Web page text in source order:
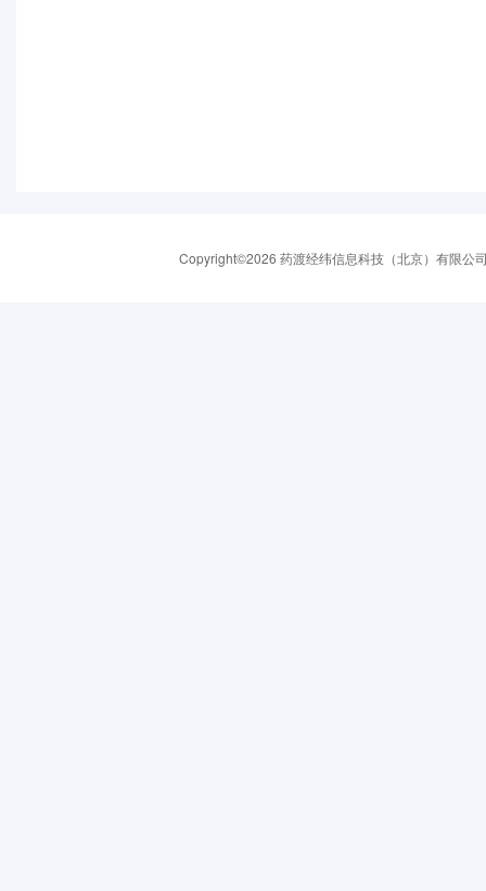
Copyright©2026 药渡经纬信息科技（北京）有限公